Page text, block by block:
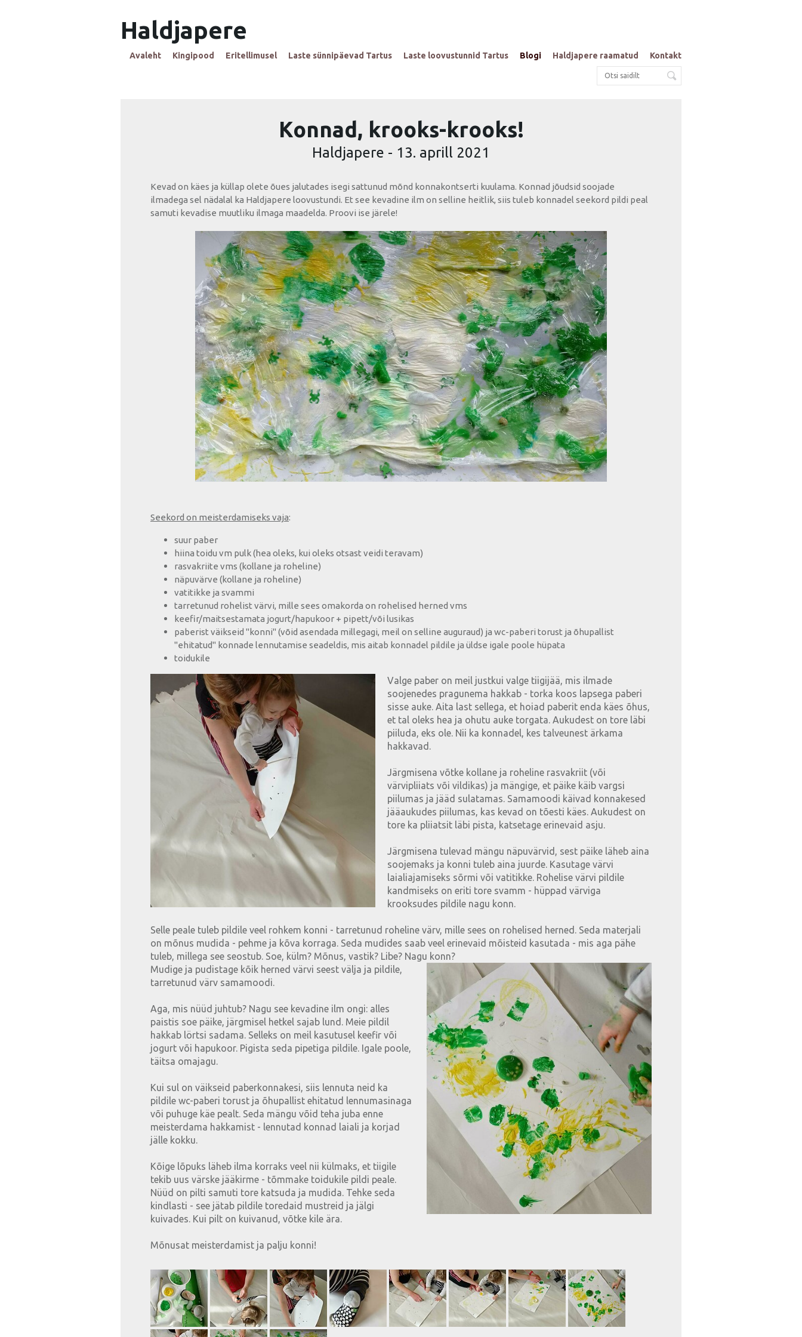
Haldjapere
Avaleht Kingipood Eritellimusel Laste sünnipäevad Tartus Laste loovustunnid Tartus Blogi Haldjapere raamatud Kontakt
Konnad, krooks-krooks!
Haldjapere - 13. aprill 2021
Kevad on käes ja küllap olete õues jalutades isegi sattunud mõnd konnakontserti kuulama. Konnad jõudsid soojade
ilmadega sel nädalal ka Haldjapere loovustundi. Et see kevadine ilm on selline heitlik, siis tuleb konnadel seekord pildi peal
samuti kevadise muutliku ilmaga maadelda. Proovi ise järele!
Seekord on meisterdamiseks vaja:
suur paber
hiina toidu vm pulk (hea oleks, kui oleks otsast veidi teravam)
rasvakriite vms (kollane ja roheline)
näpuvärve (kollane ja roheline)
vatitikke ja svammi
tarretunud rohelist värvi, mille sees omakorda on rohelised herned vms
keefir/maitsestamata jogurt/hapukoor + pipett/või lusikas
paberist väikseid "konni" (võid asendada millegagi, meil on selline auguraud) ja wc-paberi torust ja õhupallist
"ehitatud" konnade lennutamise seadeldis, mis aitab konnadel pildile ja üldse igale poole hüpata
toidukile
Valge paber on meil justkui valge tiigijää, mis ilmade
soojenedes pragunema hakkab - torka koos lapsega paberi
sisse auke. Aita last sellega, et hoiad paberit enda käes õhus,
et tal oleks hea ja ohutu auke torgata. Aukudest on tore läbi
piiluda, eks ole. Nii ka konnadel, kes talveunest ärkama
hakkavad.
Järgmisena võtke kollane ja roheline rasvakriit (või
värvipliiats või vildikas) ja mängige, et päike käib vargsi
piilumas ja jääd sulatamas. Samamoodi käivad konnakesed
jääaukudes piilumas, kas kevad on tõesti käes. Aukudest on
tore ka pliiatsit läbi pista, katsetage erinevaid asju.
Järgmisena tulevad mängu näpuvärvid, sest päike läheb aina
soojemaks ja konni tuleb aina juurde. Kasutage värvi
laialiajamiseks sõrmi või vatitikke. Rohelise värvi pildile
kandmiseks on eriti tore svamm - hüppad värviga
krooksudes pildile nagu konn.
Selle peale tuleb pildile veel rohkem konni - tarretunud roheline värv, mille sees on rohelised herned. Seda materjali
on mõnus mudida - pehme ja kõva korraga. Seda mudides saab veel erinevaid mõisteid kasutada - mis aga pähe
tuleb, millega see seostub. Soe, külm? Mõnus, vastik? Libe? Nagu konn?
Mudige ja pudistage kõik herned värvi seest välja ja pildile,
tarretunud värv samamoodi.
Aga, mis nüüd juhtub? Nagu see kevadine ilm ongi: alles
paistis soe päike, järgmisel hetkel sajab lund. Meie pildil
hakkab lörtsi sadama. Selleks on meil kasutusel keefir või
jogurt või hapukoor. Pigista seda pipetiga pildile. Igale poole,
täitsa omajagu.
Kui sul on väikseid paberkonnakesi, siis lennuta neid ka
pildile wc-paberi torust ja õhupallist ehitatud lennumasinaga
või puhuge käe pealt. Seda mängu võid teha juba enne
meisterdama hakkamist - lennutad konnad laiali ja korjad
jälle kokku.
Kõige lõpuks läheb ilma korraks veel nii külmaks, et tiigile
tekib uus värske jääkirme - tõmmake toidukile pildi peale.
Nüüd on pilti samuti tore katsuda ja mudida. Tehke seda
kindlasti - see jätab pildile toredaid mustreid ja jälgi
kuivades. Kui pilt on kuivanud, võtke kile ära.
Mõnusat meisterdamist ja palju konni!